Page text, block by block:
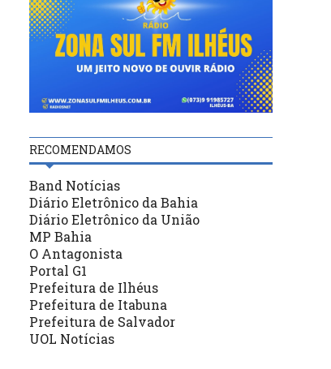
RECOMENDAMOS
Band Notícias
Diário Eletrônico da Bahia
Diário Eletrônico da União
MP Bahia
O Antagonista
Portal G1
Prefeitura de Ilhéus
Prefeitura de Itabuna
Prefeitura de Salvador
UOL Notícias